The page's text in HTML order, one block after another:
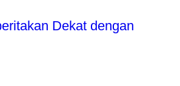
Dekat dengan